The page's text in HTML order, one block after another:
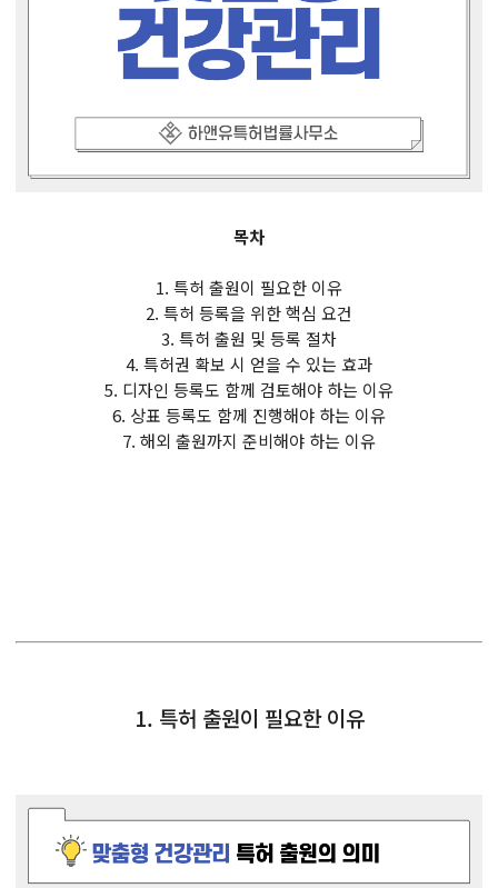
목차
1. 특허 출원이 필요한 이유
2. 특허 등록을 위한 핵심 요건
3. 특허 출원 및 등록 절차
4. 특허권 확보 시 얻을 수 있는 효과
5. 디자인 등록도 함께 검토해야 하는 이유
6. 상표 등록도 함께 진행해야 하는 이유
7. 해외 출원까지 준비해야 하는 이유
1. 특허 출원이 필요한 이유